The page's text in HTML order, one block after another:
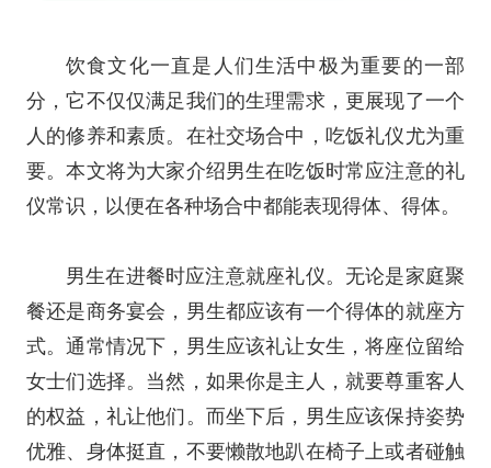
饮食文化一直是人们生活中极为重要的一部
分，它不仅仅满足我们的生理需求，更展现了一个
人的修养和素质。在社交场合中，吃饭礼仪尤为重
要。本文将为大家介绍男生在吃饭时常应注意的礼
仪常识，以便在各种场合中都能表现得体、得体。
男生在进餐时应注意就座礼仪。无论是家庭聚
餐还是商务宴会，男生都应该有一个得体的就座方
式。通常情况下，男生应该礼让女生，将座位留给
女士们选择。当然，如果你是主人，就要尊重客人
的权益，礼让他们。而坐下后，男生应该保持姿势
优雅、身体挺直，不要懒散地趴在椅子上或者碰触